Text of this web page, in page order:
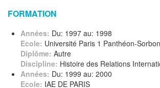
FORMATION
Années: Du: 1997 au: 1998
Ecole: Université Paris 1 Panthéon-
Diplôme: Autre
Discipline: Histoire des Relations
Années: Du: 1999 au: 2000
Ecole: IAE DE PARIS